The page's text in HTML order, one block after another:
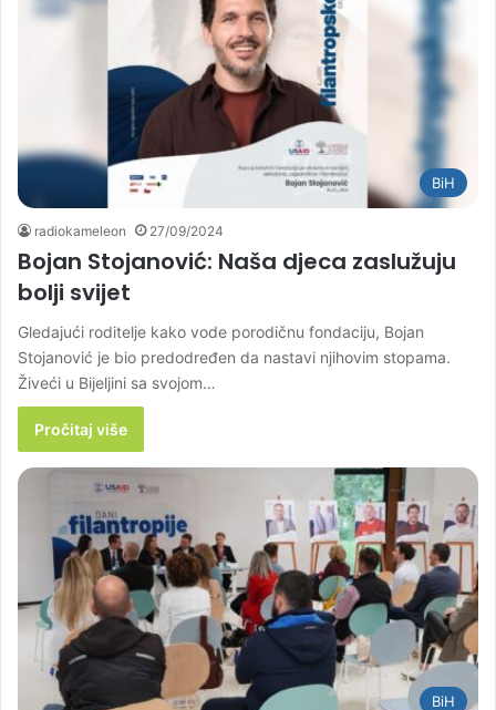
BiH
radiokameleon 27/09/2024
Bojan Stojanović: Naša djeca zaslužuju
bolji svijet
Gledajući roditelje kako vode porodičnu fondaciju, Bojan
Stojanović je bio predodređen da nastavi njihovim stopama.
Živeći u Bijeljini sa svojom…
Pročitaj više
BiH